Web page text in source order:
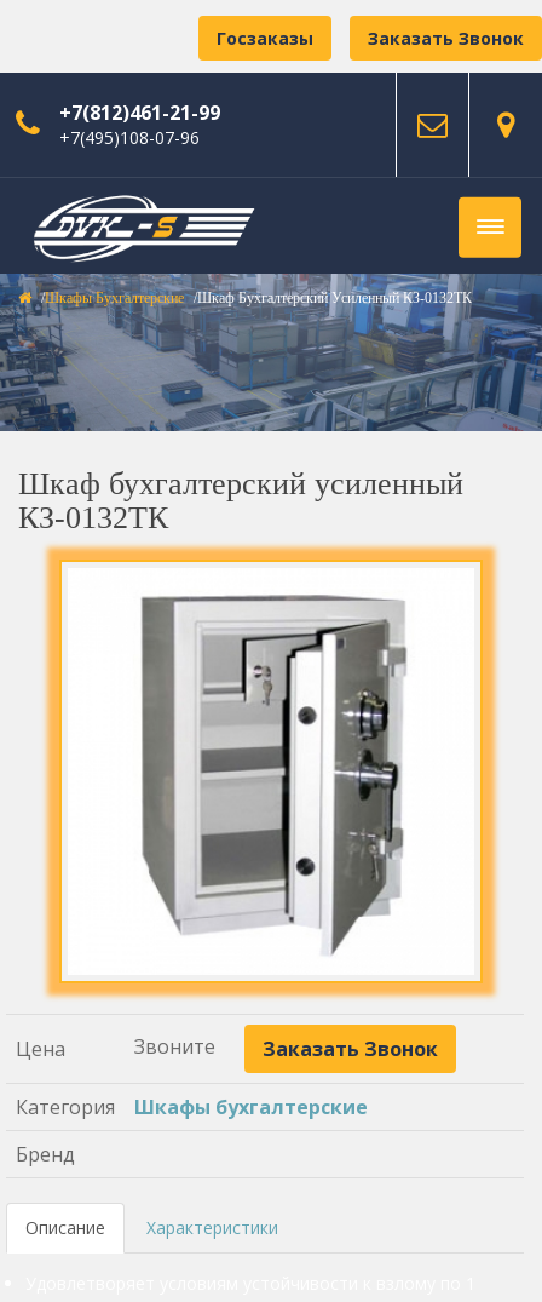
Заказать Звонок
Госзаказы
+7(812)461-21-99
+7(495)108-07-96
Шкафы Бухгалтерские Шкаф Бухгалтерский Усиленный КЗ-0132ТК
Шкаф бухгалтерский усиленный
КЗ-0132ТК
Цена Звоните Заказать Звонок
Категория
Шкафы бухгалтерские
Бренд
Описание Характеристики